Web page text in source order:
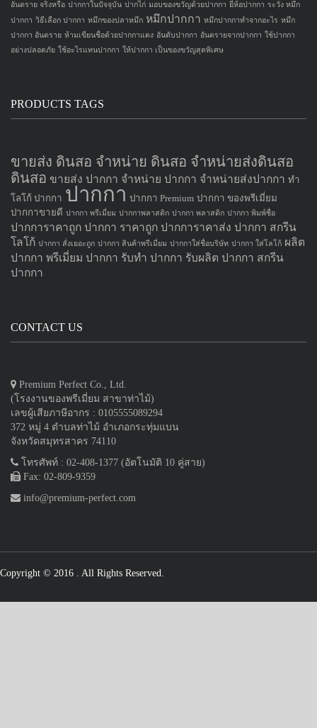
อันตราย จริงหรือ ปากกาในปัจจุบัน ปากไก่ มอบของขวัญด้วยปากกา ยี่ห้อปากกา ระวัง หมึก
ปากกา วิธีเลือก ปากกา หมึกของปลาหมึก หมึกปากกา หมึกปากกาทำจากอะไร หมึก
ปากกา อันตราย ห้ามเขียนชื่อด้วยปากกาแดง อันดับปากกา อันตรายจากปากกา ใช้ปากกา
อย่างปลอดภัย ใช้อะไรแทนปากกา ให้ปากกา เป็นของขวัญสุดพิเศษ
PRODUCTS TAGS
ขายส่ง ดินสอ จำหน่าย ดินสอ จำหน่ายส่งดินสอ
ดินสอ ขายส่ง ปากกา จำหน่าย ปากกา จำหน่ายส่งปากกา ทำ
โลโก้ ปากกา ปากกา ปากกา Premium ปากกา ของพรีเมี่ยม
ปากกาขายดี ปากกา พรีเมี่ยม ปากกาพลาสติก ปากกา พลาสติก ปากกา พิมพ์ชื่อ
ปากการาคาถูก ปากกา ราคาถูก ปากการาคาส่ง ปากกา สกรีน
โลโก้ ปากกา สั่งเยอะถูก ปากกา สินค้าพรีเมี่ยม ปากกาใส่ชื่อบริษัท ปากกา ใส่โลโก้ ผลิต
ปากกา พรีเมี่ยม ปากกา รับทำ ปากกา รับผลิต ปากกา สกรีน
ปากกา
CONTACT US
Premium Perfect Co., Ltd.
(โรงงานของพรีเมี่ยม สาขาท่าไม้)
เลขผู้เสียภาษีอากร : 0105555089294
372 หมู่ 4 ตำบลท่าไม้ อำเภอกระทุ่มแบน
จังหวัดสมุทรสาคร 74110
โทรศัพท์ : 02-408-1377 (อัตโนมัติ 10 คู่สาย)
Fax: 02-809-9359
info@premium-perfect.com
Copyright © 2016 . All Rights Reserved.